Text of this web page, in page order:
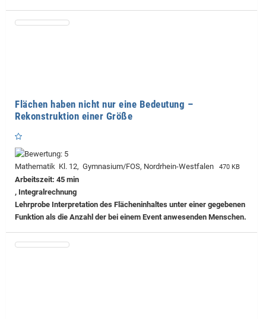
Flächen haben nicht nur eine Bedeutung –
Rekonstruktion einer Größe
Mathematik Kl. 12, Gymnasium/FOS, Nordrhein-Westfalen 470 KB
Arbeitszeit: 45 min
, Integralrechnung
Lehrprobe Interpretation des Flächeninhaltes unter einer gegebenen
Funktion als die Anzahl der bei einem Event anwesenden Menschen.